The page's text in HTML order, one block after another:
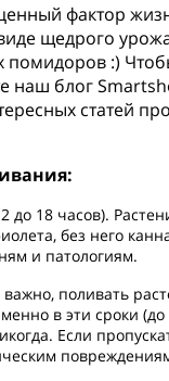
фактор
щедрого
:)
наш блог
статей
до 18 часов).
без него
и патологиям.
поливать
в эти сроки (до
Если